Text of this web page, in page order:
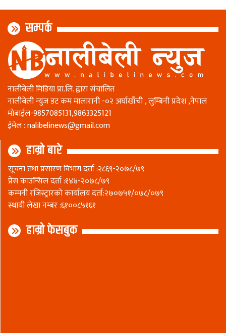
सम्पर्क
नालीबेली मिडिया प्रा.लि. द्वारा संचालित
नालीबेली न्युज डट कम मालारानी -०२ अर्घाखाँची , लुम्बिनी प्रदेश ,नेपाल
माेबाईल-9857085131,9863325121
ईमेल :nalibelinews@gmail.com
हाम्रो बारे
सूचना तथा प्रसारण विभाग दर्ता :२८६९-२०७८/७९
प्रेस काउन्सिल दर्ता :१४४-२०७८/७९
कम्पनी रजिस्ट्रारकाे कार्यालय दर्ता:२७०७५१/०७८/०७९
स्थायी लेखा नम्बर :६१००८५१६१
हाम्रो फेसबुक